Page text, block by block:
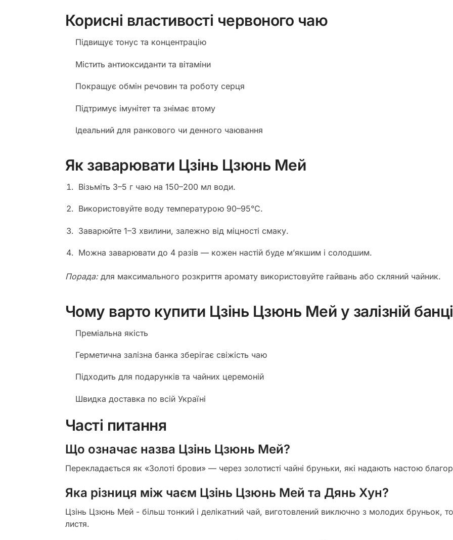
Корисні властивості червоного чаю
Підвищує тонус та концентрацію
Містить антиоксиданти та вітаміни
Покращує обмін речовин та роботу серця
Підтримує імунітет та знімає втому
Ідеальний для ранкового чи денного чаювання
Як заварювати Цзінь Цзюнь Мей
Візьміть 3–5 г чаю на 150–200 мл води.
Використовуйте воду температурою 90–95°C.
Заварюйте 1–3 хвилини, залежно від міцності смаку.
Можна заварювати до 4 разів — кожен настій буде м’якшим і солодшим.
Порада:для максимального розкриття аромату використовуйте гайвань або скляний чайник.
Чому варто купити Цзінь Цзюнь Мей у залізній банці
Преміальна якість
Герметична залізна банка зберігає свіжість чаю
Підходить для подарунків та чайних церемоній
Швидка доставка по всій Україні
Часті питання
Що означає назва Цзінь Цзюнь Мей?
Перекладається як «Золоті брови» — через золотисті чайні бруньки, які надають настою
Яка різниця між чаєм Цзінь Цзюнь Мей та Дянь Хун?
Цзінь Цзюнь Мей - більш тонкий і делікатний чай, виготовлений виключно з молодих бруньок,
листя.